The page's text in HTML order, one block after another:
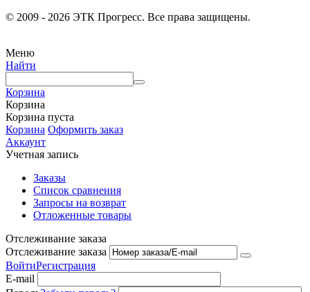
© 2009 - 2026 ЭТК Прогресс. Все права защищены.
Меню
Найти
Корзина
Корзина
Корзина пуста
Корзина Оформить заказ
Аккаунт
Учетная запись
Заказы
Список сравнения
Запросы на возврат
Отложенные товары
Отслеживание заказа
Отслеживание заказа
ВойтиРегистрация
E-mail